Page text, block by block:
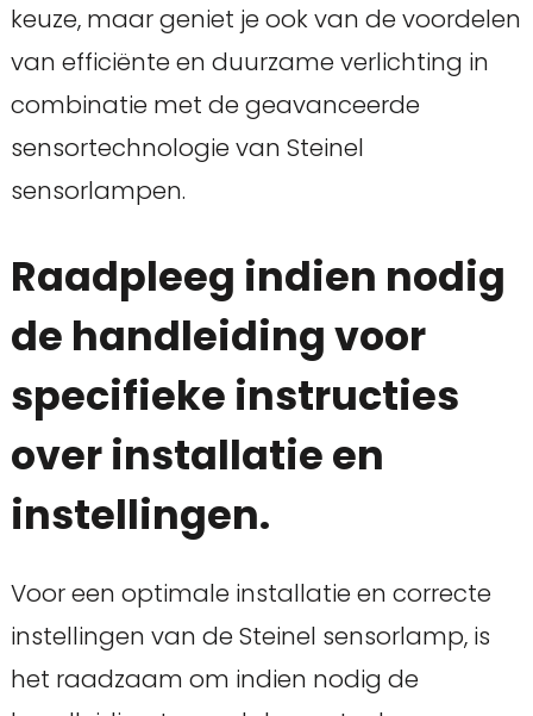
keuze, maar geniet je ook van de voordelen
van efficiënte en duurzame verlichting in
combinatie met de geavanceerde
sensortechnologie van Steinel
sensorlampen.
Raadpleeg indien nodig
de handleiding voor
specifieke instructies
over installatie en
instellingen.
Voor een optimale installatie en correcte
instellingen van de Steinel sensorlamp, is
het raadzaam om indien nodig de